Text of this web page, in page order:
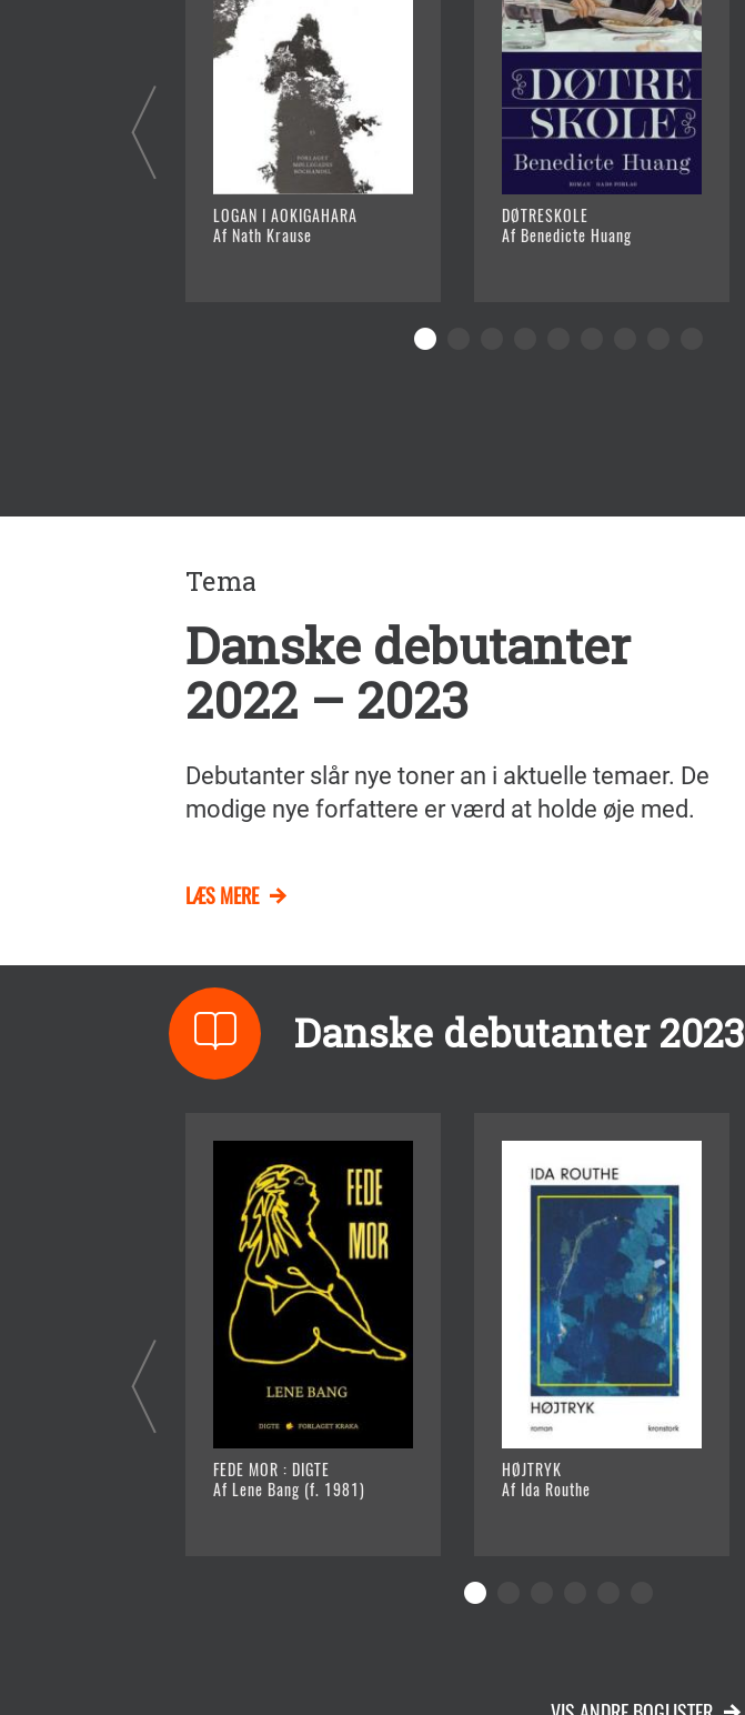
LOGAN I AOKIGAHARA
Af Nath Krause
DØTRESKOLE
Af Benedicte Huang
Tema
Danske debutanter
2022 – 2023
Debutanter slår nye toner an i aktuelle temaer. De
modige nye forfattere er værd at holde øje med.
LÆS MERE
Danske debutanter 2023
FEDE MOR : DIGTE
Af Lene Bang (f. 1981)
HØJTRYK
Af Ida Routhe